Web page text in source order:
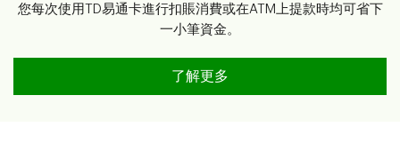
您每次使用TD易通卡進行扣賬消費或在ATM上提款時均可省下
一小筆資金。
易儲蓄計劃
了解更多